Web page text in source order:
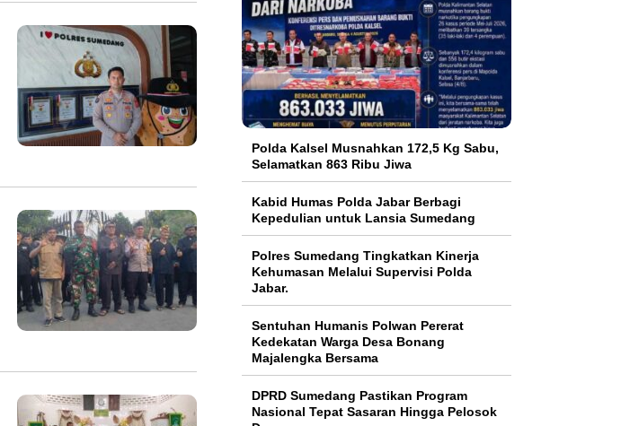
Polda Kalsel Musnahkan 172,5 Kg Sabu,
Selamatkan 863 Ribu Jiwa
Kabid Humas Polda Jabar Berbagi
Kepedulian untuk Lansia Sumedang
Polres Sumedang Tingkatkan Kinerja
Kehumasan Melalui Supervisi Polda
Jabar.
Sentuhan Humanis Polwan Pererat
Kedekatan Warga Desa Bonang
Majalengka Bersama
DPRD Sumedang Pastikan Program
Nasional Tepat Sasaran Hingga Pelosok